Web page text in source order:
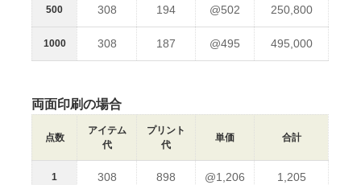
500 308 194 @502 250,800
1000 308 187 @495 495,000
両面印刷の場合
点数
アイテム
代
プリント
代
単価 合計
1 308 898 @1,206 1,205